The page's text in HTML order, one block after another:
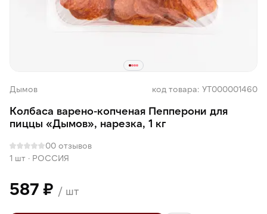
Дымов код товара: УТ000001460
Колбаса варено-копченая Пепперони для
пиццы «Дымов», нарезка, 1 кг
00 отзывов
1 шт · РОССИЯ
587 ₽ / шт